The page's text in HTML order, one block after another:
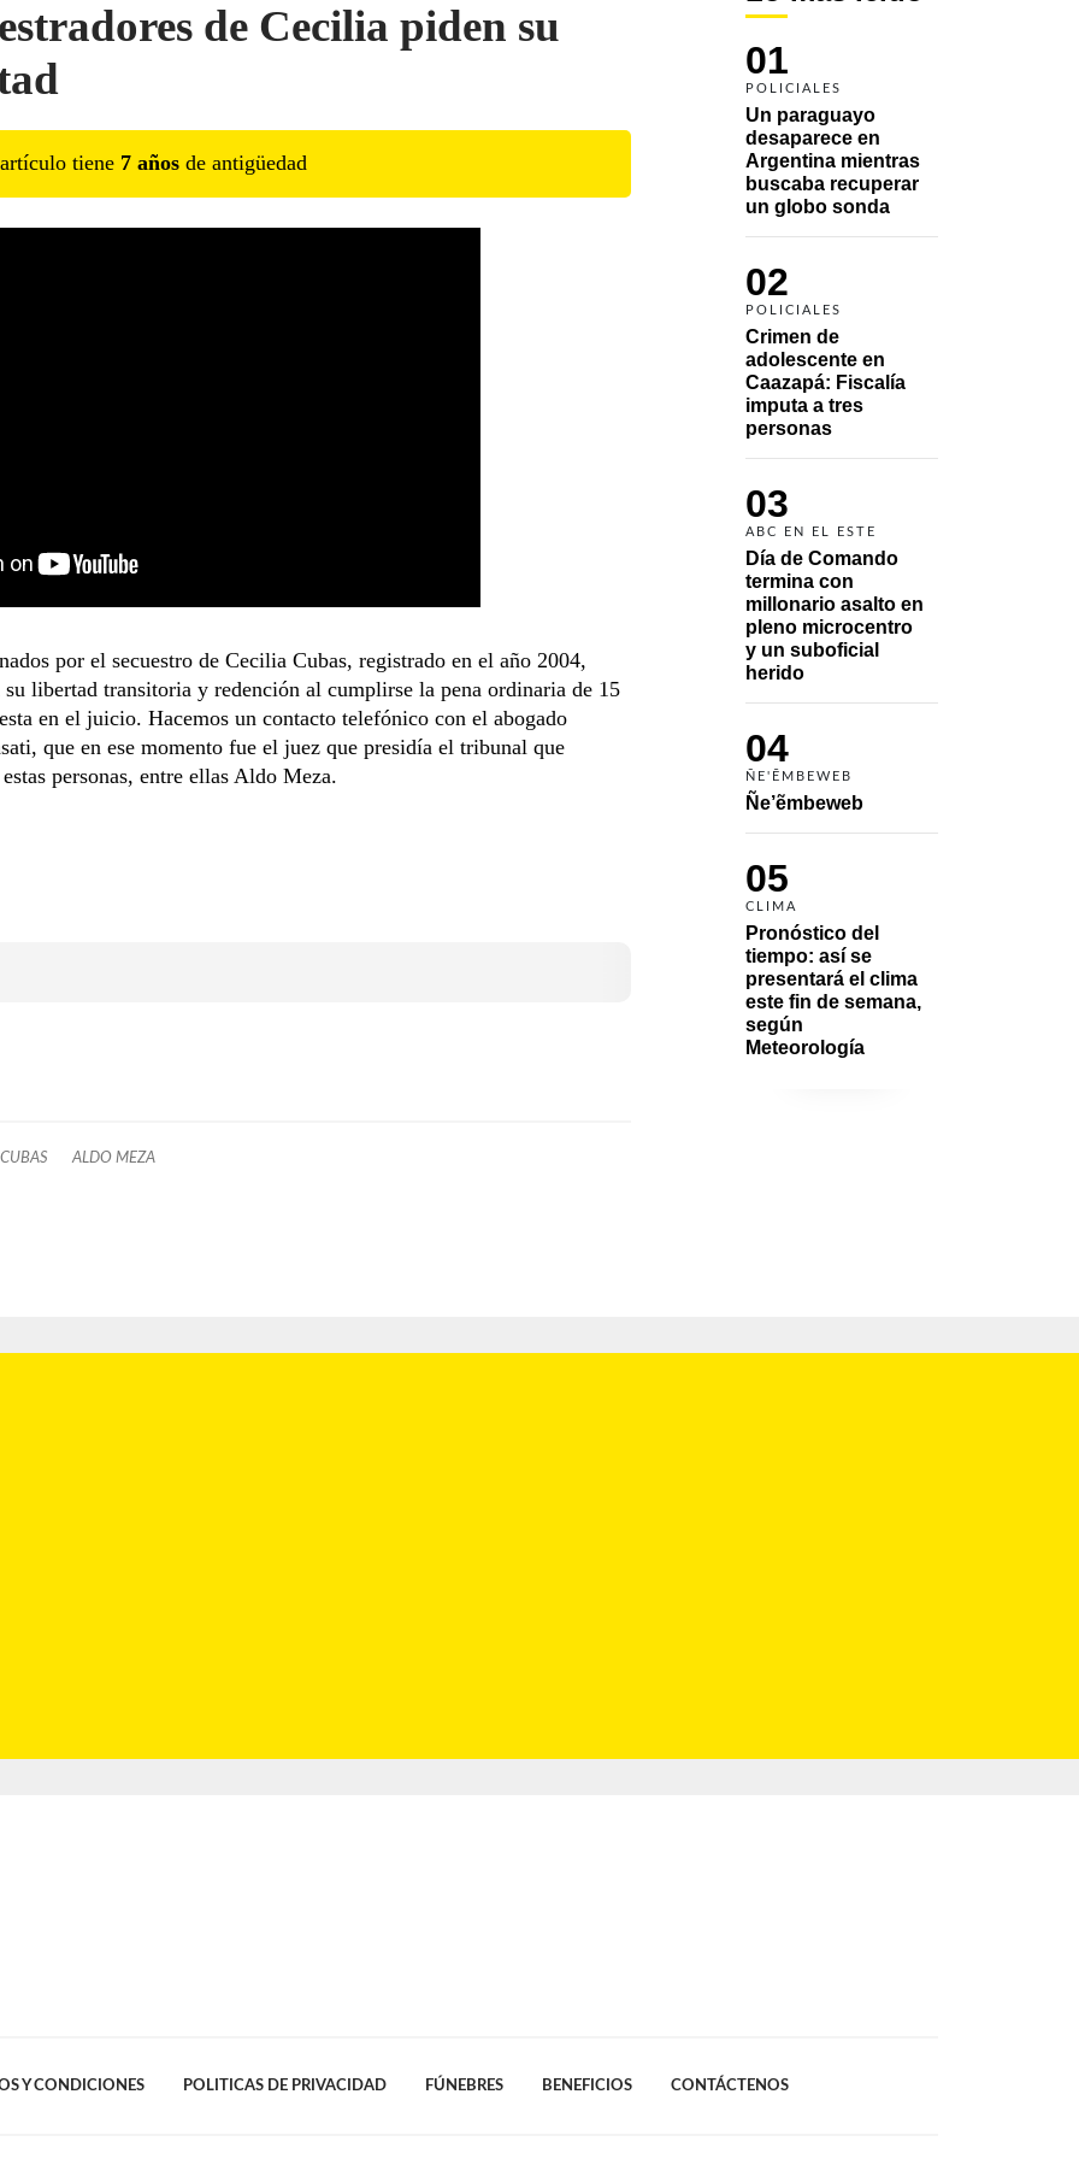
01
POLICIALES
Un paraguayo
desaparece en
Argentina mientras
buscaba recuperar
un globo sonda
02
POLICIALES
Crimen de
adolescente en
Caazapá: Fiscalía
imputa a tres
personas
03
ABC EN EL ESTE
Día de Comando
termina con
millonario asalto en
pleno microcentro
y un suboficial
herido
04
ÑE'ẼMBEWEB
Ñe’ẽmbeweb
05
CLIMA
Pronóstico del
tiempo: así se
presentará el clima
este fin de semana,
según
Meteorología
de Cecilia piden su
tiene 7 años de antigüedad
por el secuestro de Cecilia Cubas, registrado en el año 2004,
libertad transitoria y redención al cumplirse la pena ordinaria de 15
en el juicio. Hacemos un contacto telefónico con el abogado
que en ese momento fue el juez que presidía el tribunal que
personas, entre ellas Aldo Meza.
ALDO MEZA
Y CONDICIONES POLITICAS DE PRIVACIDAD FÚNEBRES BENEFICIOS CONTÁCTENOS